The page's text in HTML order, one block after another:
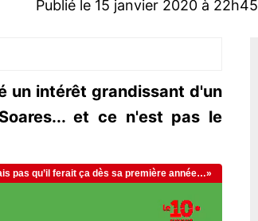
Publié le 15 janvier 2020 à 22h45
un intérêt grandissant d'un
et ce n'est pas le